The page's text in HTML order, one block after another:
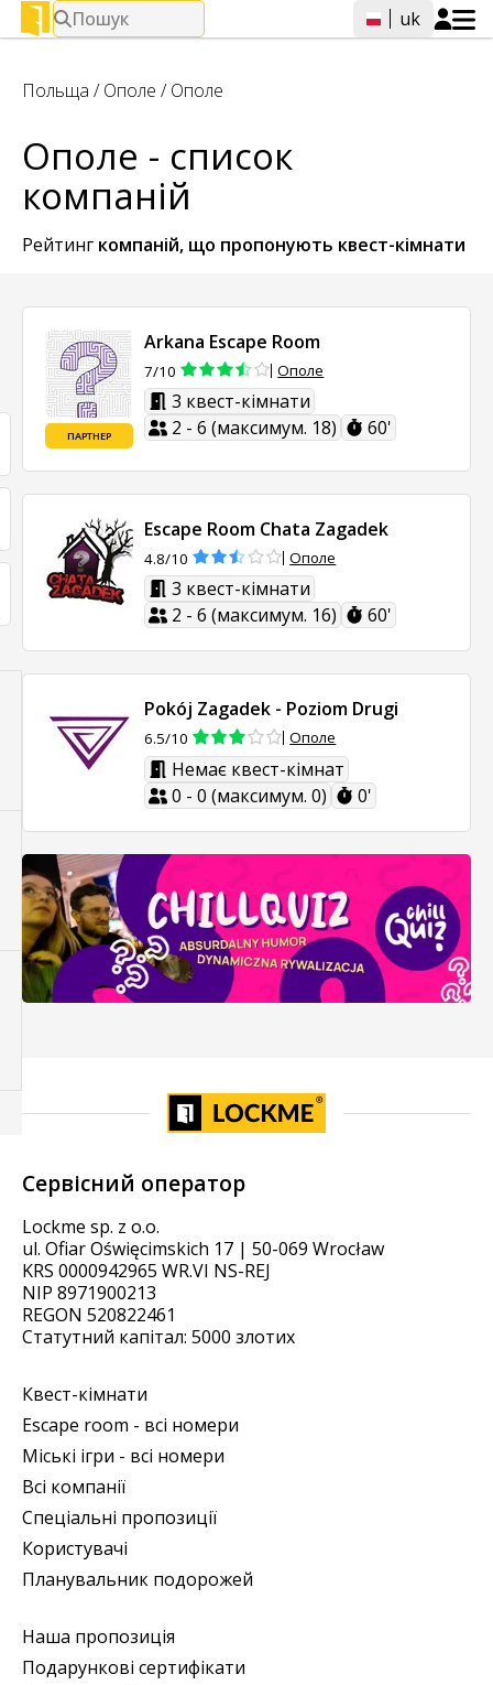
Пошук uk
Польща /Ополе /Ополе
Ополе - список
компаній
Рейтинг компаній, що пропонують квест-кімнати
ПАРТНЕР
Arkana Escape Room
7/10 Ополе
3 квест-кімнати
2 - 6 (максимум. 18)
60'
Escape Room Chata Zagadek
4.8/10 Ополе
3 квест-кімнати
2 - 6 (максимум. 16)
60'
Pokój Zagadek - Poziom Drugi
6.5/10 Ополе
Немає квест-кімнат
0 - 0 (максимум. 0)
0'
Сервісний оператор
Lockme sp. z o.o.
ul. Ofiar Oświęcimskich 17 | 50-069 Wrocław
KRS 0000942965 WR.VI NS-REJ
NIP 8971900213
REGON 520822461
Статутний капітал: 5000 злотих
Квест-кімнати
Escape room - всі номери
Міські ігри - всі номери
Всі компанії
Спеціальні пропозиції
Користувачі
Планувальник подорожей
Наша пропозиція
Подарункові сертифікати